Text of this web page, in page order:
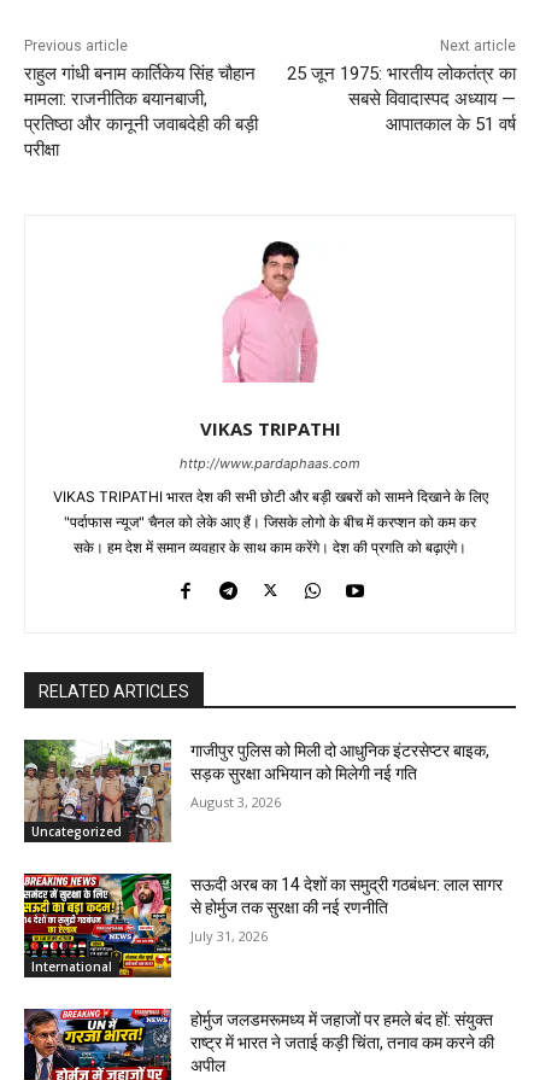
Previous article
राहुल गांधी बनाम कार्तिकेय सिंह चौहान
मामला: राजनीतिक बयानबाजी,
प्रतिष्ठा और कानूनी जवाबदेही की बड़ी
परीक्षा
Next article
25 जून 1975: भारतीय लोकतंत्र का
सबसे विवादास्पद अध्याय —
आपातकाल के 51 वर्ष
VIKAS TRIPATHI
http://www.pardaphaas.com
VIKAS TRIPATHI भारत देश की सभी छोटी और बड़ी खबरों को सामने दिखाने के लिए
"पर्दाफास न्यूज" चैनल को लेके आए हैं। जिसके लोगो के बीच में करप्शन को कम कर
सके। हम देश में समान व्यवहार के साथ काम करेंगे। देश की प्रगति को बढ़ाएंगे।
RELATED ARTICLES
Uncategorized
गाजीपुर पुलिस को मिली दो आधुनिक इंटरसेप्टर बाइक,
सड़क सुरक्षा अभियान को मिलेगी नई गति
August 3, 2026
International
सऊदी अरब का 14 देशों का समुद्री गठबंधन: लाल सागर
से होर्मुज तक सुरक्षा की नई रणनीति
July 31, 2026
होर्मुज जलडमरूमध्य में जहाजों पर हमले बंद हों: संयुक्त
राष्ट्र में भारत ने जताई कड़ी चिंता, तनाव कम करने की
अपील